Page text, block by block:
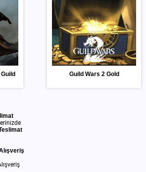
Wars 2 Gem Card Guild Wars 2 Gold